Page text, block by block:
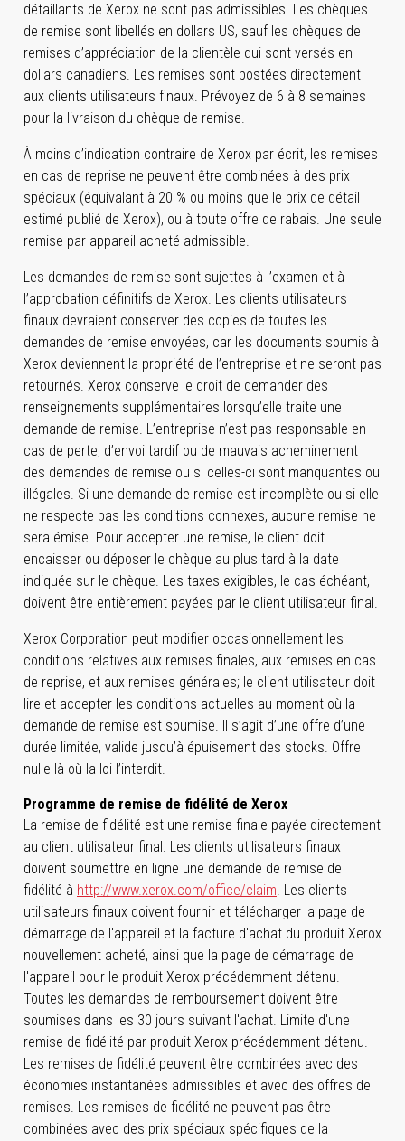
détaillants de Xerox ne sont pas admissibles. Les chèques
de remise sont libellés en dollars US, sauf les chèques de
remises d’appréciation de la clientèle qui sont versés en
dollars canadiens. Les remises sont postées directement
aux clients utilisateurs finaux. Prévoyez de 6 à 8 semaines
pour la livraison du chèque de remise.
À moins d’indication contraire de Xerox par écrit, les remises
en cas de reprise ne peuvent être combinées à des prix
spéciaux (équivalant à 20 % ou moins que le prix de détail
estimé publié de Xerox), ou à toute offre de rabais. Une seule
remise par appareil acheté admissible.
Les demandes de remise sont sujettes à l’examen et à
l’approbation définitifs de Xerox. Les clients utilisateurs
finaux devraient conserver des copies de toutes les
demandes de remise envoyées, car les documents soumis à
Xerox deviennent la propriété de l’entreprise et ne seront pas
retournés. Xerox conserve le droit de demander des
renseignements supplémentaires lorsqu’elle traite une
demande de remise. L’entreprise n’est pas responsable en
cas de perte, d’envoi tardif ou de mauvais acheminement
des demandes de remise ou si celles-ci sont manquantes ou
illégales. Si une demande de remise est incomplète ou si elle
ne respecte pas les conditions connexes, aucune remise ne
sera émise. Pour accepter une remise, le client doit
encaisser ou déposer le chèque au plus tard à la date
indiquée sur le chèque. Les taxes exigibles, le cas échéant,
doivent être entièrement payées par le client utilisateur final.
Xerox Corporation peut modifier occasionnellement les
conditions relatives aux remises finales, aux remises en cas
de reprise, et aux remises générales; le client utilisateur doit
lire et accepter les conditions actuelles au moment où la
demande de remise est soumise. Il s’agit d’une offre d’une
durée limitée, valide jusqu’à épuisement des stocks. Offre
nulle là où la loi l’interdit.
Programme de remise de fidélité de Xerox
La remise de fidélité est une remise finale payée directement
au client utilisateur final. Les clients utilisateurs finaux
doivent soumettre en ligne une demande de remise de
fidélité à http://www.xerox.com/office/claim. Les clients
utilisateurs finaux doivent fournir et télécharger la page de
démarrage de l'appareil et la facture d'achat du produit Xerox
nouvellement acheté, ainsi que la page de démarrage de
l'appareil pour le produit Xerox précédemment détenu.
Toutes les demandes de remboursement doivent être
soumises dans les 30 jours suivant l'achat. Limite d'une
remise de fidélité par produit Xerox précédemment détenu.
Les remises de fidélité peuvent être combinées avec des
économies instantanées admissibles et avec des offres de
remises. Les remises de fidélité ne peuvent pas être
combinées avec des prix spéciaux spécifiques de la